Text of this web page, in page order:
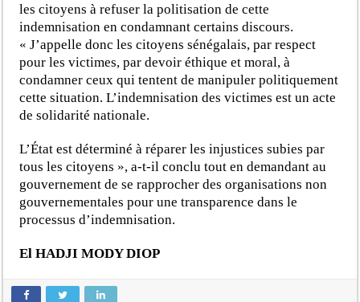
les citoyens à refuser la politisation de cette
indemnisation en condamnant certains discours.
« J’appelle donc les citoyens sénégalais, par respect
pour les victimes, par devoir éthique et moral, à
condamner ceux qui tentent de manipuler politiquement
cette situation. L’indemnisation des victimes est un acte
de solidarité nationale.
L’État est déterminé à réparer les injustices subies par
tous les citoyens », a-t-il conclu tout en demandant au
gouvernement de se rapprocher des organisations non
gouvernementales pour une transparence dans le
processus d’indemnisation.
El HADJI MODY DIOP